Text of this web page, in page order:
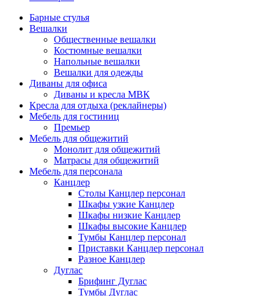
Барные стулья
Вешалки
Общественные вешалки
Костюмные вешалки
Напольные вешалки
Вешалки для одежды
Диваны для офиса
Диваны и кресла МВК
Кресла для отдыха (реклайнеры)
Мебель для гостиниц
Премьер
Мебель для общежитий
Монолит для общежитий
Матрасы для общежитий
Мебель для персонала
Канцлер
Столы Канцлер персонал
Шкафы узкие Канцлер
Шкафы низкие Канцлер
Шкафы высокие Канцлер
Тумбы Канцлер персонал
Приставки Канцлер персонал
Разное Канцлер
Дуглас
Брифинг Дуглас
Тумбы Дуглас